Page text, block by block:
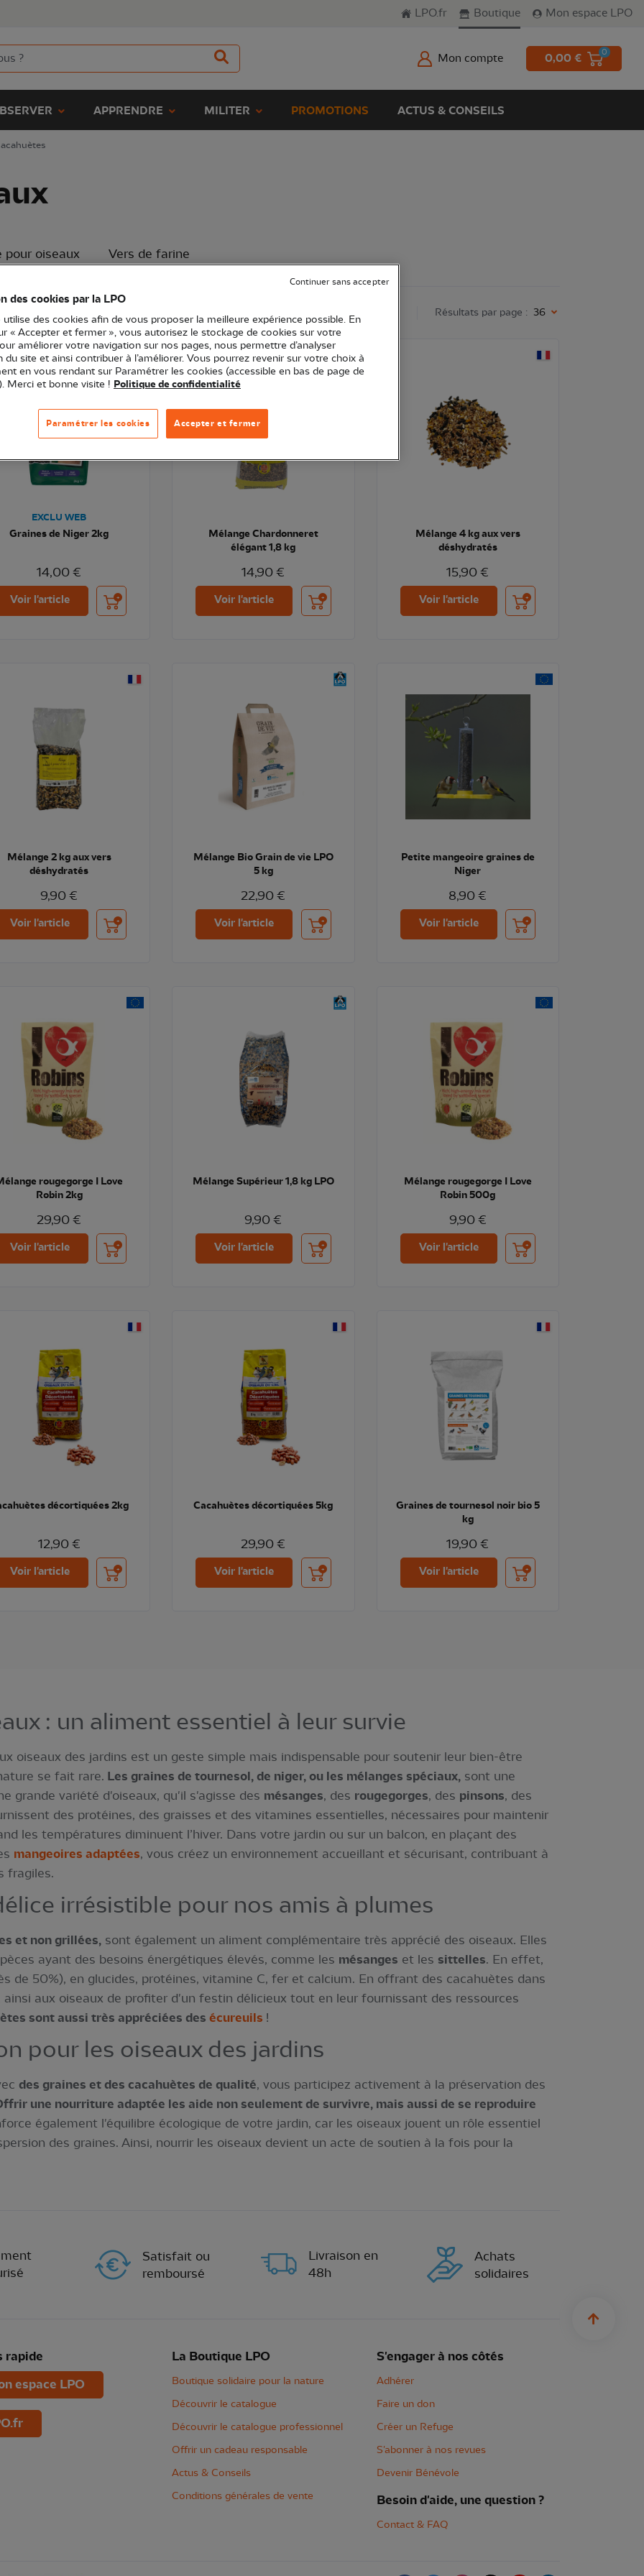
LPO.fr Boutique Mon espace LPO
Mon compte 0,00 € 0
APPRENDRE MILITER PROMOTIONS ACTUS & CONSEILS
pour oiseaux Vers de farine
Résultats par page : 36
EXCLU WEB
Graines de Niger 2kg
14,00 €
Voir l'article Ajouter au panier
TOP VENTE
Mélange Chardonneret
élégant 1,8 kg
14,90 €
Voir l'article Ajouter au panier
Mélange 4 kg aux vers
déshydratés
15,90 €
Voir l'article Ajouter au panier
Mélange 2 kg aux vers
déshydratés
9,90 €
Voir l'article Ajouter au panier
Mélange Bio Grain de vie LPO
5 kg
22,90 €
Voir l'article Ajouter au panier
Petite mangeoire graines de
Niger
8,90 €
Voir l'article Ajouter au panier
rougegorge I Love
Robin 2kg
29,90 €
Voir l'article Ajouter au panier
Mélange Supérieur 1,8 kg LPO
9,90 €
Voir l'article Ajouter au panier
Mélange rougegorge I Love
Robin 500g
9,90 €
Voir l'article Ajouter au panier
décortiquées 2kg
12,90 €
Voir l'article Ajouter au panier
Cacahuètes décortiquées 5kg
29,90 €
Voir l'article Ajouter au panier
Graines de tournesol noir bio 5
kg
19,90 €
Voir l'article Ajouter au panier
: un aliment essentiel à leur survie
oiseaux des jardins est un geste simple mais indispensable pour soutenir leur bien-être
se fait rare. Les graines de tournesol, de niger, ou les mélanges spéciaux, sont une
grande variété d'oiseaux, qu'il s'agisse des mésanges, des rougegorges, des pinsons, des
des protéines, des graisses et des vitamines essentielles, nécessaires pour maintenir
les températures diminuent l’hiver. Dans votre jardin ou sur un balcon, en plaçant des
mangeoires adaptées, vous créez un environnement accueillant et sécurisant, contribuant à
fragiles.
irrésistible pour nos amis à plumes
et non grillées, sont également un aliment complémentaire très apprécié des oiseaux. Elles
ayant des besoins énergétiques élevés, comme les mésanges et les sittelles. En effet,
de 50%), en glucides, protéines, vitamine C, fer et calcium. En offrant des cacahuètes dans
aux oiseaux de profiter d'un festin délicieux tout en leur fournissant des ressources
sont aussi très appréciées des écureuils !
pour les oiseaux des jardins
des graines et des cacahuètes de qualité, vous participez activement à la préservation des
une nourriture adaptée les aide non seulement de survivre, mais aussi de se reproduire
également l'équilibre écologique de votre jardin, car les oiseaux jouent un rôle essentiel
des graines. Ainsi, nourrir les oiseaux devient un acte de soutien à la fois pour la
Satisfait ou
remboursé
Livraison en
48h
Achats
solidaires
rapide
espace LPO
La Boutique LPO
Boutique solidaire pour la nature
Découvrir le catalogue
Découvrir le catalogue professionnel
Offrir un cadeau responsable
Actus & Conseils
Conditions générales de vente
S'engager à nos côtés
Adhérer
Faire un don
Créer un Refuge
S'abonner à nos revues
Devenir Bénévole
Besoin d'aide, une question ?
Contact & FAQ
des cookies par la LPO
des cookies afin de vous proposer la meilleure expérience possible. En
« Accepter et fermer », vous autorisez le stockage de cookies sur votre
améliorer votre navigation sur nos pages, nous permettre d’analyser
du site et ainsi contribuer à l’améliorer. Vous pourrez revenir sur votre choix à
en vous rendant sur Paramétrer les cookies (accessible en bas de page de
Merci et bonne visite ! Politique de confidentialité
Accepter et fermer
Paramétrer les cookies
Continuer sans accepter